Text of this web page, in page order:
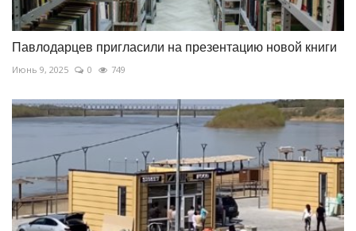
Павлодарцев пригласили на презентацию новой книги
Июнь 9, 2025 0 749